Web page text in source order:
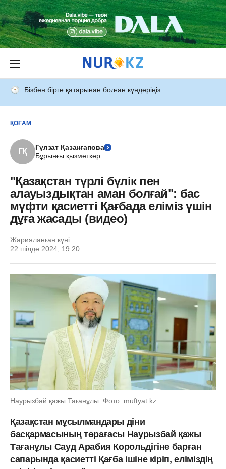
Бізбен бірге қатарынан болған күндеріңіз
ҚОҒАМ
ГҚ
Гүлзат Қазанғапова
Бұрынғы қызметкер
"Қазақстан түрлі бүлік пен
алауыздықтан аман болғай": бас
мүфти қасиетті Қағбада еліміз үшін
дұға жасады (видео)
Жарияланған күні:
22 шілде 2024, 19:20
Наурызбай қажы Тағанұлы. Фото: muftyat.kz
Қазақстан мұсылмандары діни
басқармасының төрағасы Наурызбай қажы
Тағанұлы Сауд Арабия Корольдігіне барған
сапарында қасиетті Қағба ішіне кіріп, еліміздің